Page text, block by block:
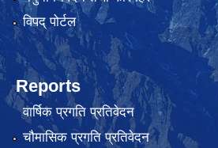
विपद् पोर्टल
Reports
वार्षिक प्रगति प्रतिवेदन
चौमासिक प्रगति प्रतिवेदन